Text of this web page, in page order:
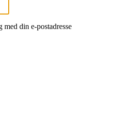
din e-postadresse